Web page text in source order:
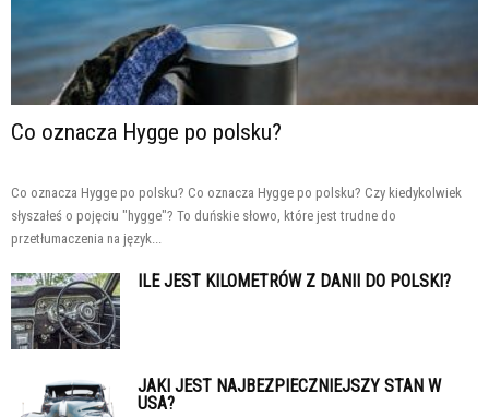
Co oznacza Hygge po polsku?
Co oznacza Hygge po polsku? Co oznacza Hygge po polsku? Czy kiedykolwiek
słyszałeś o pojęciu "hygge"? To duńskie słowo, które jest trudne do
przetłumaczenia na język...
ILE JEST KILOMETRÓW Z DANII DO POLSKI?
JAKI JEST NAJBEZPIECZNIEJSZY STAN W
USA?